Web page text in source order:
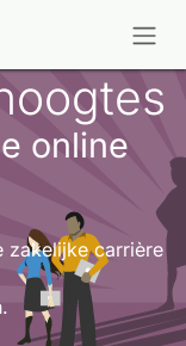
online
zakelijke carrière